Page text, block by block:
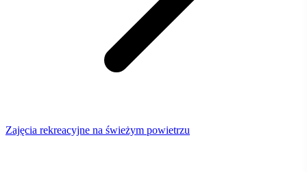
Zajęcia rekreacyjne na świeżym powietrzu